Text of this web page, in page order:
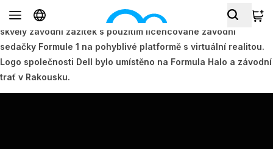
Na konferenci Dell Technology Conference jsme doručili
skvělý závodní zážitek s použitím licencované závodní
sedačky Formule 1 na pohyblivé platformě s virtuální realitou.
Logo společnosti Dell bylo umístěno na Formula Halo a závodní
trať v Rakousku.